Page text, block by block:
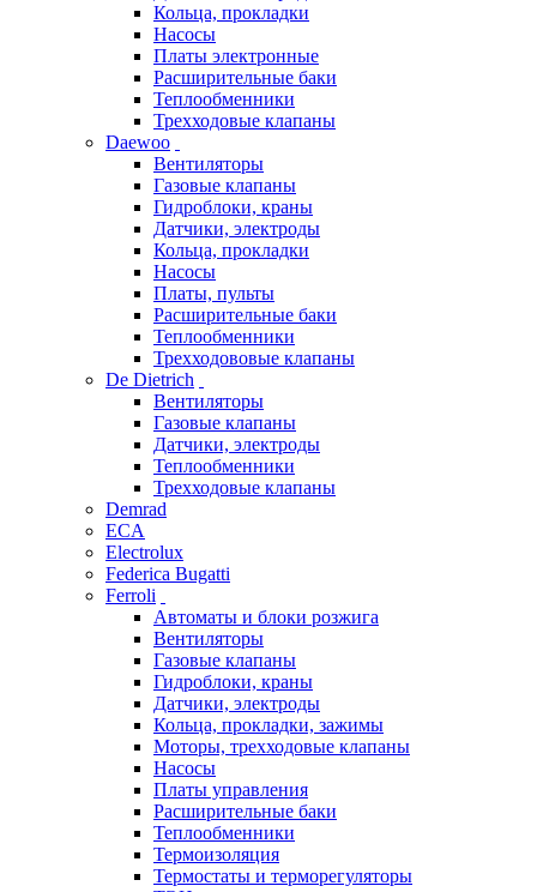
Кольца, прокладки
Насосы
Платы электронные
Расширительные баки
Теплообменники
Трехходовые клапаны
Daewoo
Вентиляторы
Газовые клапаны
Гидроблоки, краны
Датчики, электроды
Кольца, прокладки
Насосы
Платы, пульты
Расширительные баки
Теплообменники
Трехходововые клапаны
De Dietrich
Вентиляторы
Газовые клапаны
Датчики, электроды
Теплообменники
Трехходовые клапаны
Demrad
ECA
Electrolux
Federica Bugatti
Ferroli
Автоматы и блоки розжига
Вентиляторы
Газовые клапаны
Гидроблоки, краны
Датчики, электроды
Кольца, прокладки, зажимы
Моторы, трехходовые клапаны
Насосы
Платы управления
Расширительные баки
Теплообменники
Термоизоляция
Термостаты и терморегуляторы